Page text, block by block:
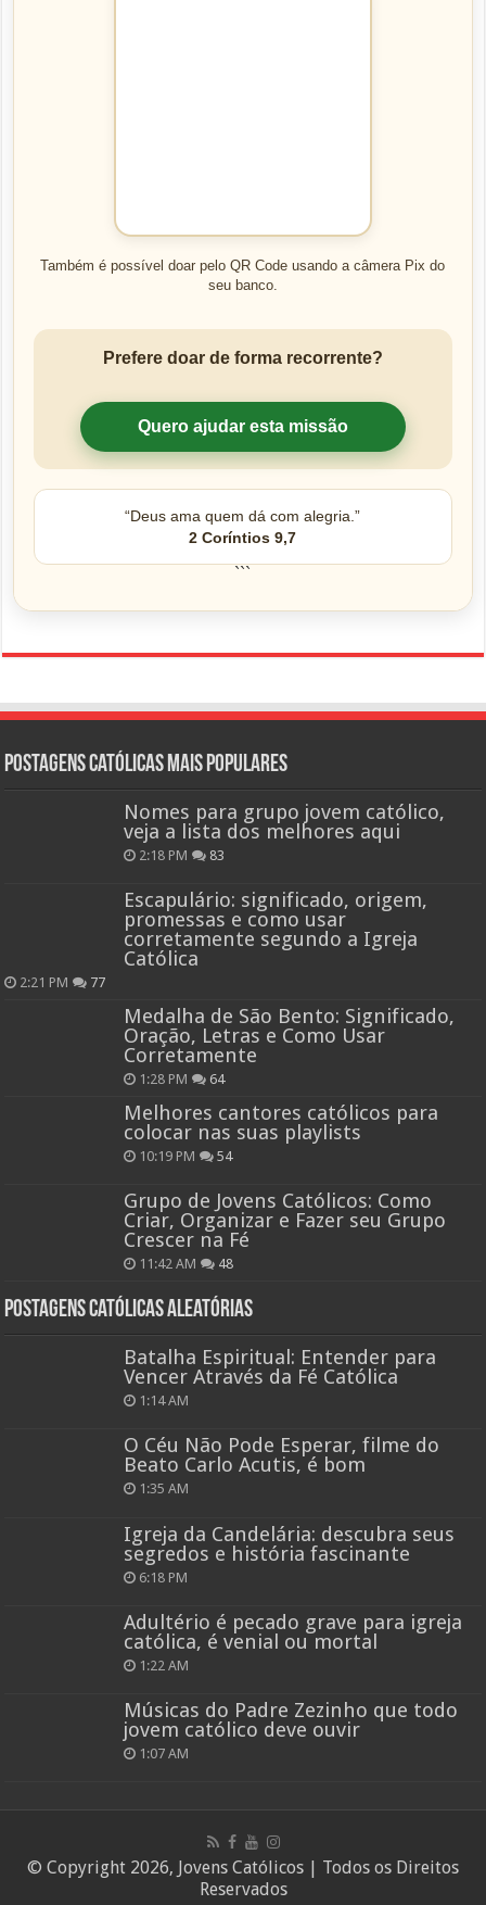
Também é possível doar pelo QR Code usando a câmera Pix do
seu banco.
Prefere doar de forma recorrente?
Quero ajudar esta missão
“Deus ama quem dá com alegria.”
2 Coríntios 9,7
```
Postagens católicas mais Populares
Nomes para grupo jovem católico,
veja a lista dos melhores aqui
2:18 PM 83
Escapulário: significado, origem,
promessas e como usar
corretamente segundo a Igreja
Católica
2:21 PM 77
Medalha de São Bento: Significado,
Oração, Letras e Como Usar
Corretamente
1:28 PM 64
Melhores cantores católicos para
colocar nas suas playlists
10:19 PM 54
Grupo de Jovens Católicos: Como
Criar, Organizar e Fazer seu Grupo
Crescer na Fé
11:42 AM 48
Postagens católicas aleatórias
Batalha Espiritual: Entender para
Vencer Através da Fé Católica
1:14 AM
O Céu Não Pode Esperar, filme do
Beato Carlo Acutis, é bom
1:35 AM
Igreja da Candelária: descubra seus
segredos e história fascinante
6:18 PM
Adultério é pecado grave para igreja
católica, é venial ou mortal
1:22 AM
Músicas do Padre Zezinho que todo
jovem católico deve ouvir
1:07 AM
© Copyright 2026, Jovens Católicos | Todos os Direitos
Reservados